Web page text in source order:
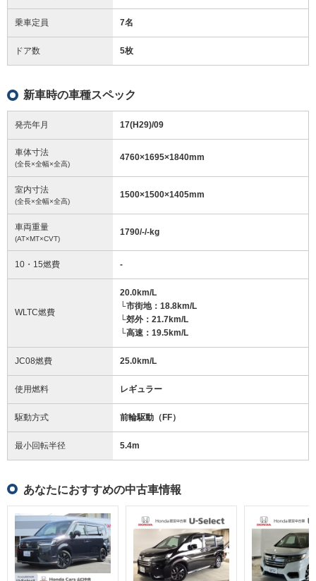
乗車定員 7名
ドア数 5枚
新車時の車種スペック
発売年月 17(H29)/09
車体寸法
(全長×全幅×全高)
4760×1695×1840mm
室内寸法
(全長×全幅×全高)
1500×1500×1405mm
車両重量
(AT×MT×CVT)
1790/-/-kg
10・15燃費 -
WLTC燃費
20.0km/L
└市街地：18.8km/L
└郊外：21.7km/L
└高速：19.5km/L
JC08燃費 25.0km/L
使用燃料 レギュラー
駆動方式 前輪駆動（FF）
最小回転半径 5.4m
あなたにおすすめの中古車情報